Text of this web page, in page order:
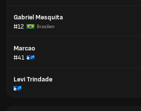
Gabriel Mesquita
#12
Brasilien
Marcao
#41
Levi Trindade